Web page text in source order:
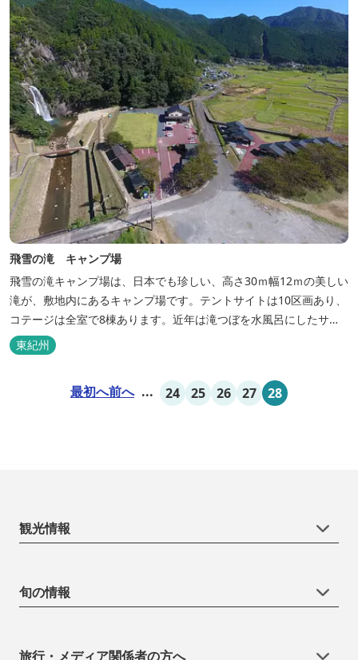
飛雪の滝 キャンプ場
飛雪の滝キャンプ場は、日本でも珍しい、高さ30ｍ幅12ｍの美しい
滝が、敷地内にあるキャンプ場です。テントサイトは10区画あり、
コテージは全室で8棟あります。近年は滝つぼを水風呂にしたサウ
ナが人気です。
東紀州
最初へ前へ ... 24 25 26 27 28
観光情報
旬の情報
旅行・メディア関係者の方へ